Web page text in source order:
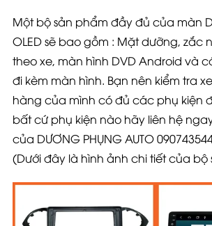
Một bộ sản phẩm đầy đủ của màn
OLED sẽ bao gồm : Mặt dưỡng, zắc
theo xe, màn hình DVD Android và
đi kèm màn hình. Bạn nên kiểm tra
hàng của mình có đủ các phụ kiện
bất cứ phụ kiện nào hãy liên hệ
của DƯƠNG PHỤNG AUTO
(Dưới đây là hình ảnh chi tiết của bộ